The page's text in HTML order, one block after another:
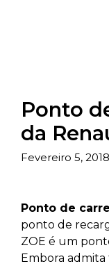
Ponto
da
Fevereiro 5, 2018
Ponto de
ponto de
ZOE é um
Embora